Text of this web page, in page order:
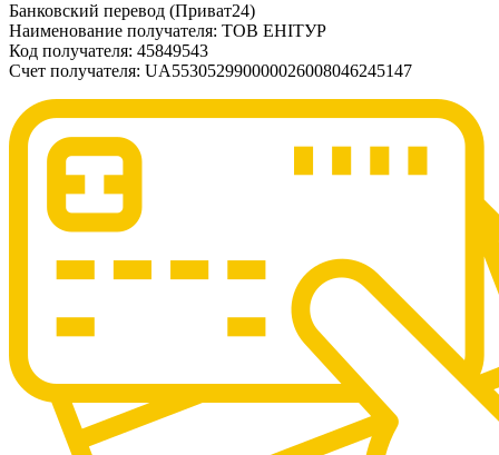
Банковский перевод (Приват24)
Наименование получателя: ТОВ ЕНІТУР
Код получателя: 45849543
Счет получателя: UA553052990000026008046245147